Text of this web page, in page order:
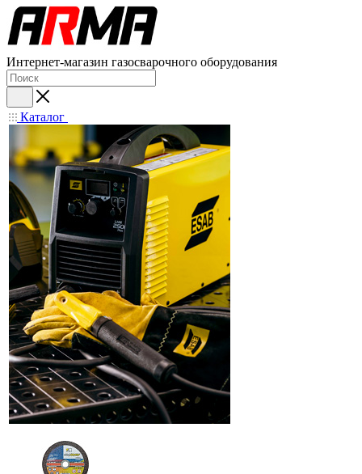
Интернет-магазин газосварочного оборудования
Каталог